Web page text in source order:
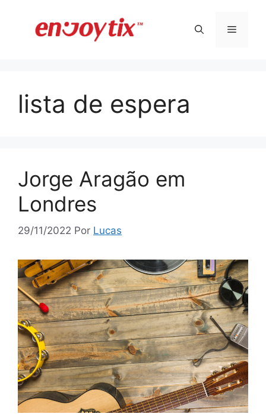
Menu
lista de espera
Jorge Aragão em
Londres
29/11/2022 Por Lucas